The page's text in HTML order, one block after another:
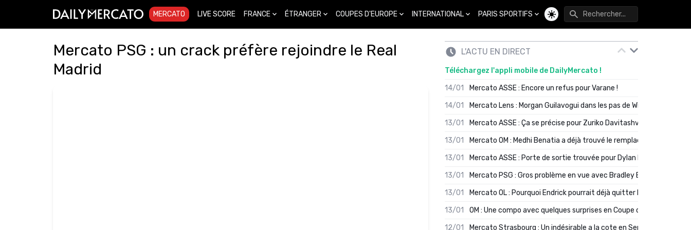
MERCATO LIVE SCORE FRANCE ÉTRANGER COUPES D'EUROPE INTERNATIONAL PARIS SPORTIFS
Changer de thème
Mercato PSG : un crack préfère rejoindre le Real
Madrid
L'ACTU EN DIRECT
Téléchargez l'appli mobile de DailyMercato !
14/01
Mercato ASSE : Encore un refus pour Varane !
14/01
Mercato Lens : Morgan Guilavogui dans les pas de Will Still ?
13/01
Mercato ASSE : Ça se précise pour Zuriko Davitashvili
13/01
Mercato OM : Medhi Benatia a déjà trouvé le remplaçant de Robinio
13/01
Mercato ASSE : Porte de sortie trouvée pour Dylan Batubinsika
13/01
Mercato PSG : Gros problème en vue avec Bradley Barcola ?
13/01
Mercato OL : Pourquoi Endrick pourrait déjà quitter Lyon en janvier
13/01
OM : Une compo avec quelques surprises en Coupe de France
12/01
Mercato Strasbourg : Un indésirable a la cote en Serie A